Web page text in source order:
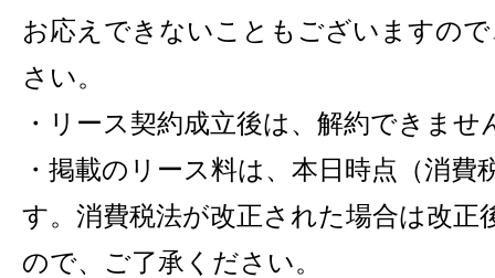
お応えできないこともございますの
さい。
・リース契約成立後は、解約できませ
・掲載のリース料は、本日時点（消
す。消費税法が改正された場合は改正
ので、ご了承ください。